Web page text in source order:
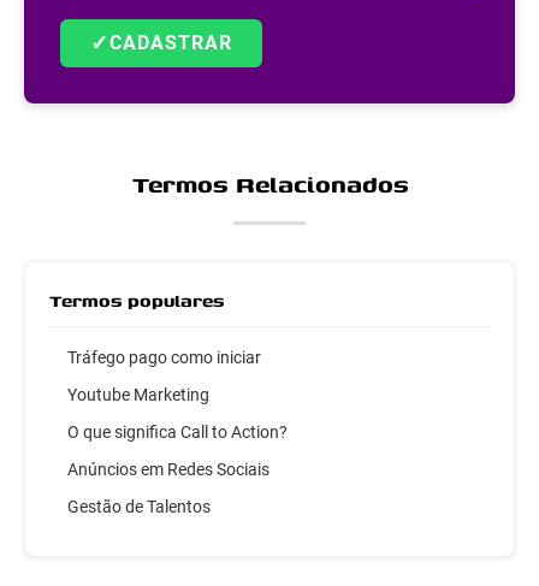
✓CADASTRAR
Termos Relacionados
Termos populares
Tráfego pago como iniciar
Youtube Marketing
O que significa Call to Action?
Anúncios em Redes Sociais
Gestão de Talentos